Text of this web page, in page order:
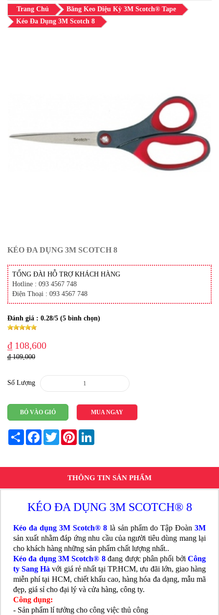
Trang Chủ
Băng Keo Diệu Kỳ 3M Scotch® Tape
Kéo Đa Dụng 3M Scotch 8
KÉO ĐA DỤNG 3M SCOTCH 8
TỔNG ĐÀI HỖ TRỢ KHÁCH HÀNG
Hotline : 093 4567 748
Điện Thoại : 093 4567 748
Đánh giá : 0.28/5 (5 bình chọn)
₫ 108,600
₫ 109,000
Số Lượng
BỎ VÀO GIỎ MUA NGAY
Share FacebookTwitterPinterest
THÔNG TIN SẢN PHẨM
KÉO ĐA DỤNG 3M SCOTCH® 8
Kéo đa dụng 3M Scotch® 8 là sản phẩm do Tập Đoàn3M
sản xuất nhằm đáp ứng nhu cầu của người tiêu dùng mang lại
cho khách hàng những sản phẩm chất lượng nhất..
Kéo đa dụng 3M Scotch® 8 đang được phân phối bởiCông
ty Sang Hàvới giá rẻ nhất tại TP.HCM, ưu đãi lớn, giao hàng
miễn phí tại HCM, chiết khấu cao, hàng hóa đa dạng, mẫu mã
đẹp, giá sỉ cho đại lý và cửa hàng, công ty.
Công dụng:
- Sản phẩm lí tưởng cho công việc thủ công